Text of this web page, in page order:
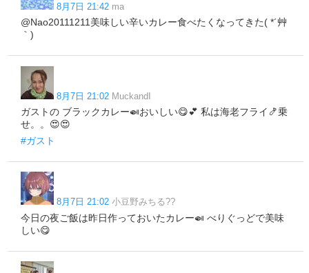
8月7日 21:42 ma
@Nao20111211美味しい辛いカレー食べたくなってきた( *´艸
｀)
8月7日 21:02 MuckandI
ガストの ブラックカレー🍛おいしい😋💕 私は海老フライ🍤乗
せ。。😍😍
#ガスト
8月7日 21:02 小豆野みちる??
今日の夜ご飯は昨日作っておいたカレー🍛 べりぐっどで美味
しい😋